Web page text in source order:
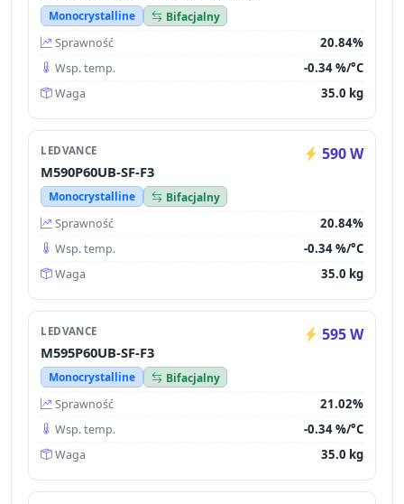
Monocrystalline
Bifacjalny
Sprawność
20.84%
Wsp. temp. -0.34 %/°C
Waga 35.0 kg
LEDVANCE 590 W
M590P60UB-SF-F3
Monocrystalline
Bifacjalny
Sprawność
20.84%
Wsp. temp. -0.34 %/°C
Waga 35.0 kg
LEDVANCE 595 W
M595P60UB-SF-F3
Monocrystalline
Bifacjalny
Sprawność
21.02%
Wsp. temp. -0.34 %/°C
Waga 35.0 kg